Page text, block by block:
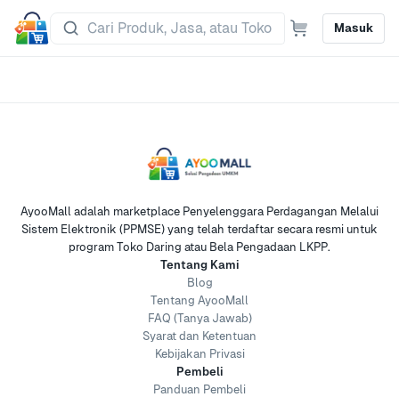
Masuk
AyooMall adalah marketplace Penyelenggara Perdagangan Melalui
Sistem Elektronik (PPMSE) yang telah terdaftar secara resmi untuk
program Toko Daring atau Bela Pengadaan LKPP.
Tentang Kami
Blog
Tentang AyooMall
FAQ (Tanya Jawab)
Syarat dan Ketentuan
Kebijakan Privasi
Pembeli
Panduan Pembeli